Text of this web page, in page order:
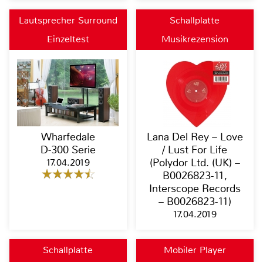
Lautsprecher Surround
Einzeltest
Wharfedale
D-300 Serie
17.04.2019
Schallplatte
Musikrezension
Lana Del Rey – Love
/ Lust For Life
(Polydor Ltd. (UK) –
B0026823-11,
Interscope Records
– B0026823-11)
17.04.2019
Schallplatte
Mobiler Player